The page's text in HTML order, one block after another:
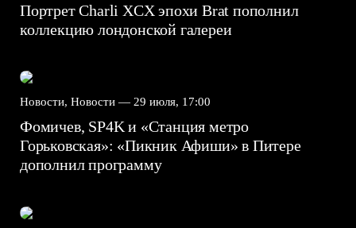
Портрет Charli XCX эпохи Brat пополнил
коллекцию лондонской галереи
Новости, Новости — 29 июля, 17:00
Фомичев, SP4K и «Станция метро
Горьковская»: «Пикник Афиши» в Питере
дополнил программу